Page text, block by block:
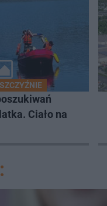
Ciało na